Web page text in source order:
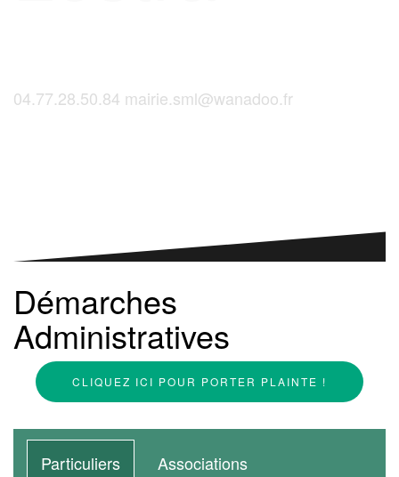
04.77.28.50.84 mairie.sml@wanadoo.fr
Démarches
Administratives
CLIQUEZ ICI POUR PORTER PLAINTE !
Particuliers
Associations